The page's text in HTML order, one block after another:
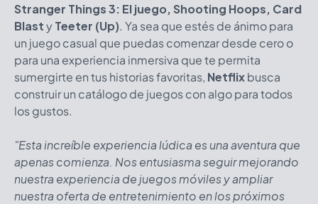
Stranger Things 3: El juego, Shooting Hoops, Card
BlastyTeeter (Up). Ya sea que estés de ánimo para
un juego casual que puedas comenzar desde cero o
para una experiencia inmersiva que te permita
sumergirte en tus historias favoritas, Netflixbusca
construir un catálogo de juegos con algo para todos
los gustos.
"Esta increíble experiencia lúdica es una aventura que
apenas comienza. Nos entusiasma seguir mejorando
nuestra experiencia de juegos móviles y ampliar
nuestra oferta de entretenimiento en los próximos